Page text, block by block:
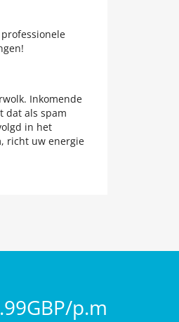
Inkomende
dat als spam
in het
richt uw energie
p.m